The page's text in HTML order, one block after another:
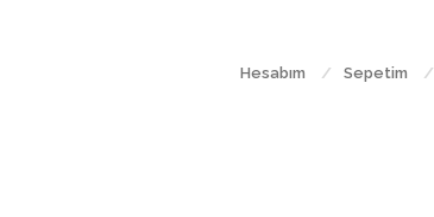
Hesabım Sepetim